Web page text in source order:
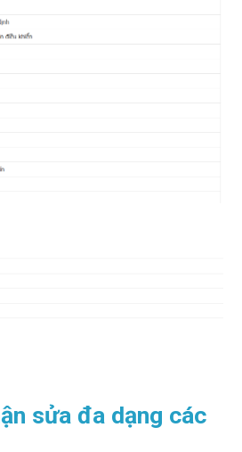
sửa đa dạng các